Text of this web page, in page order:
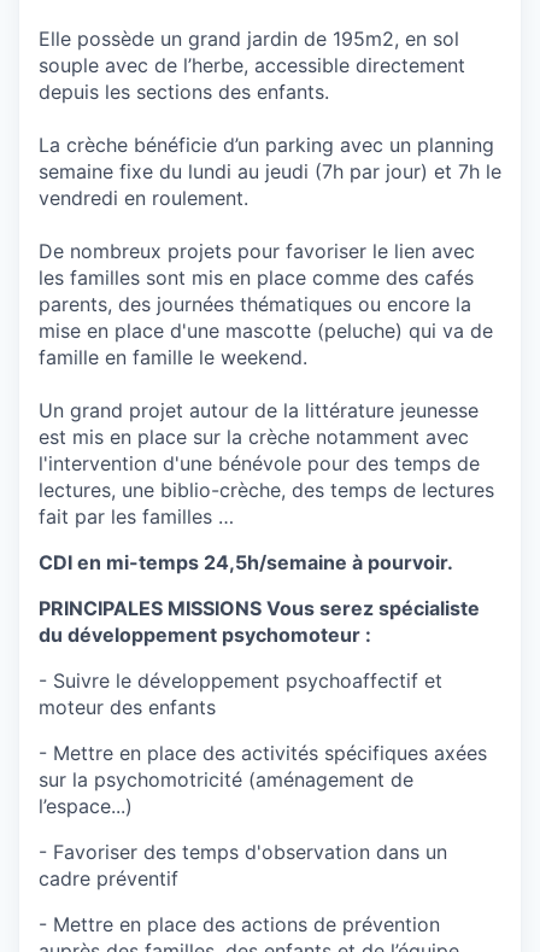
Elle possède un grand jardin de 195m2, en sol
souple avec de l’herbe, accessible directement
depuis les sections des enfants.
La crèche bénéficie d’un parking avec un planning
semaine fixe du lundi au jeudi (7h par jour) et 7h le
vendredi en roulement.
De nombreux projets pour favoriser le lien avec
les familles sont mis en place comme des cafés
parents, des journées thématiques ou encore la
mise en place d'une mascotte (peluche) qui va de
famille en famille le weekend.
Un grand projet autour de la littérature jeunesse
est mis en place sur la crèche notamment avec
l'intervention d'une bénévole pour des temps de
lectures, une biblio-crèche, des temps de lectures
fait par les familles …
CDI en mi-temps 24,5h/semaine à pourvoir.
PRINCIPALES MISSIONS Vous serez spécialiste
du développement psychomoteur :
- Suivre le développement psychoaffectif et
moteur des enfants
- Mettre en place des activités spécifiques axées
sur la psychomotricité (aménagement de
l’espace...)
- Favoriser des temps d'observation dans un
cadre préventif
- Mettre en place des actions de prévention